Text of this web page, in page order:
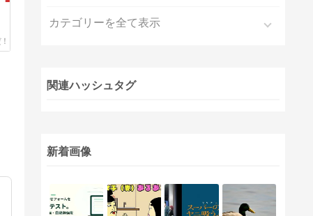
カテゴリーを全て表示
関連ハッシュタグ
新着画像